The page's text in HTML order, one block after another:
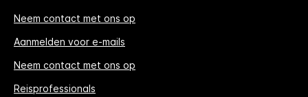
Neem contact met ons op
Aanmelden voor e-mails
Neem contact met ons op
Reisprofessionals